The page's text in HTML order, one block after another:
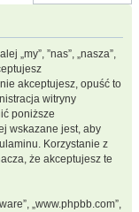
„my”, ”nas”, „nasza”,
akceptujesz, opuść to
witryny
poniższe
wskazane jest, aby
Korzystanie z
że akceptujesz te
„www.phpbb.com”,